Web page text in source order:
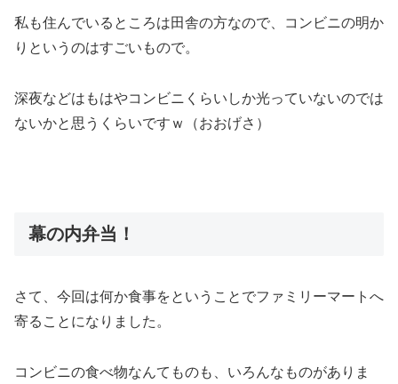
私も住んでいるところは田舎の方なので、コンビニの明か
りというのはすごいもので。
深夜などはもはやコンビニくらいしか光っていないのでは
ないかと思うくらいですｗ（おおげさ）
幕の内弁当！
さて、今回は何か食事をということでファミリーマートへ
寄ることになりました。
コンビニの食べ物なんてものも、いろんなものがありま